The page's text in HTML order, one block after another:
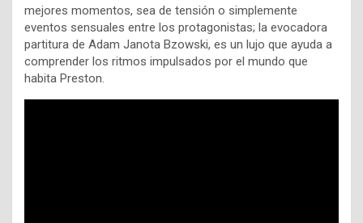
mejores momentos, sea de tensión o simplemente
eventos sensuales entre los protagonistas; la evocadora
partitura de Adam Janota Bzowski, es un lujo que ayuda a
comprender los ritmos impulsados ​​por el mundo que
habita Preston.